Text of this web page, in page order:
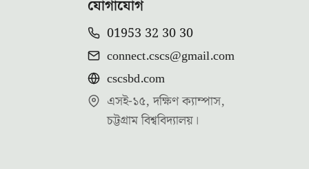
যোগাযোগ
01953 32 30 30
connect.cscs@gmail.com
cscsbd.com
এসই-১৫, দক্ষিণ ক্যাম্পাস,
চট্টগ্রাম বিশ্ববিদ্যালয়।